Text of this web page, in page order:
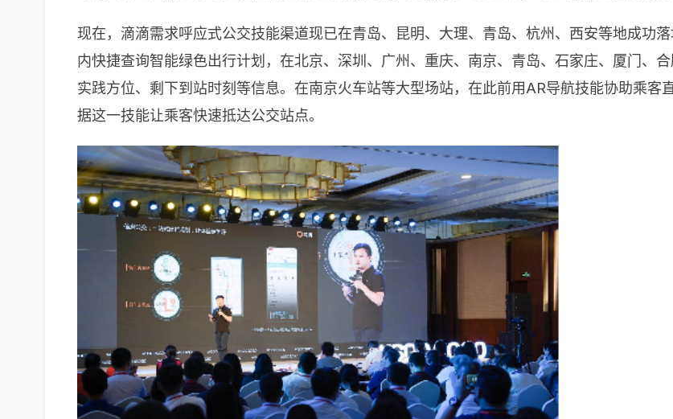
现在，滴滴需求呼应式公交技能渠道现已在青岛、昆明、大理、青岛、杭州、西安等地成功
内快捷查询智能绿色出行计划，在北京、深圳、广州、重庆、南京、青岛、石家庄、厦门、
实践方位、剩下到站时刻等信息。在南京火车站等大型场站，在此前用AR导航技能协助乘客
据这一技能让乘客快速抵达公交站点。